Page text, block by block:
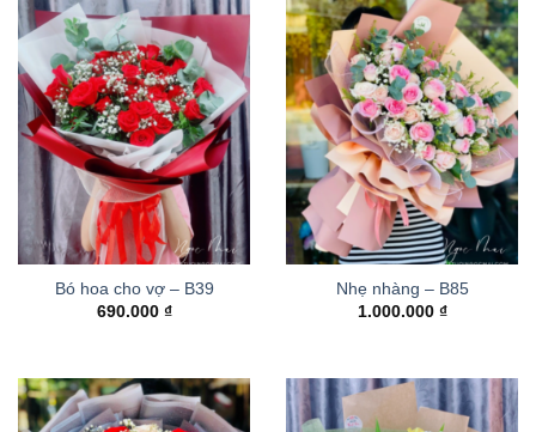
Bó hoa cho vợ – B39
690.000 ₫
Nhẹ nhàng – B85
1.000.000 ₫